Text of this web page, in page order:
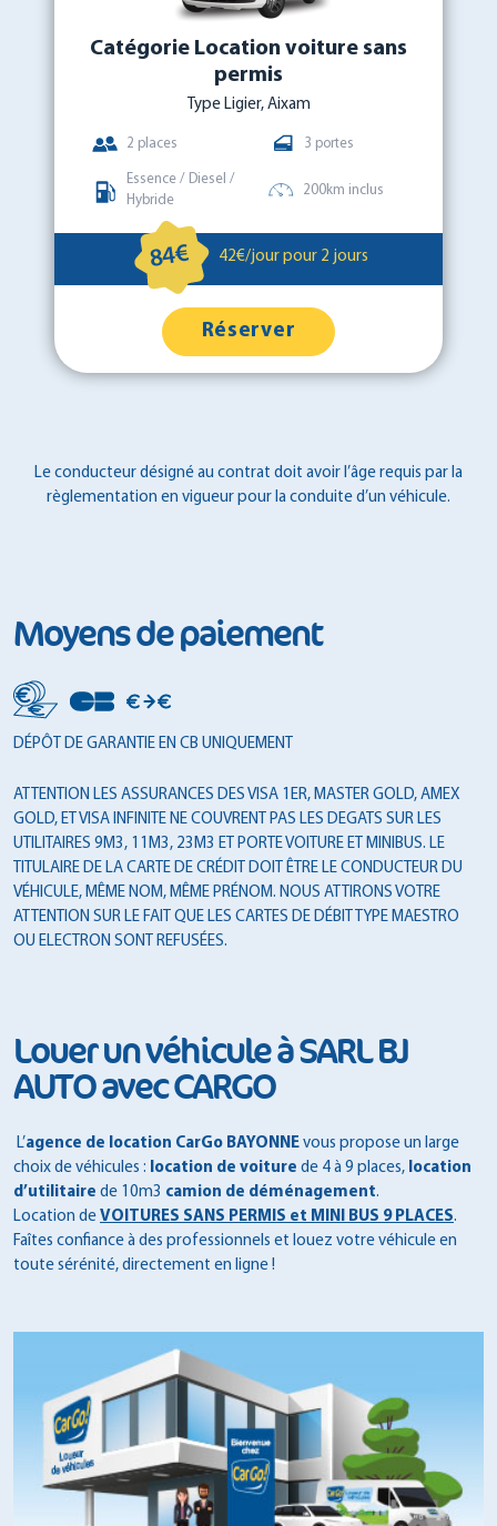
Catégorie Location voiture sans
permis
Type Ligier, Aixam
2 places 3 portes
Essence / Diesel /
Hybride
200km inclus
84€ 42€/jour pour 2 jours
Réserver
Le conducteur désigné au contrat doit avoir l’âge requis par la
règlementation en vigueur pour la conduite d’un véhicule.
Moyens de paiement
DÉPÔT DE GARANTIE EN CB UNIQUEMENT
ATTENTION LES ASSURANCES DES VISA 1ER, MASTER GOLD, AMEX
GOLD, ET VISA INFINITE NE COUVRENT PAS LES DEGATS SUR LES
UTILITAIRES 9M3, 11M3, 23M3 ET PORTE VOITURE ET MINIBUS. LE
TITULAIRE DE LA CARTE DE CRÉDIT DOIT ÊTRE LE CONDUCTEUR DU
VÉHICULE, MÊME NOM, MÊME PRÉNOM. NOUS ATTIRONS VOTRE
ATTENTION SUR LE FAIT QUE LES CARTES DE DÉBIT TYPE MAESTRO
OU ELECTRON SONT REFUSÉES.
Louer un véhicule à SARL BJ
AUTO avec CARGO
L’agence de location CarGo BAYONNE vous propose un large
choix de véhicules : location de voiture de 4 à 9 places, location
d’utilitaire de 10m3 camion de déménagement.
Location de VOITURES SANS PERMIS et MINI BUS 9 PLACES.
Faîtes confiance à des professionnels et louez votre véhicule en
toute sérénité, directement en ligne !